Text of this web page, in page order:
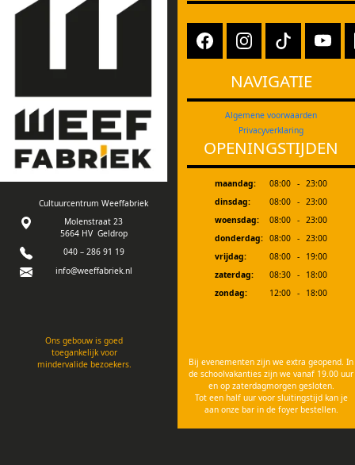
Cultuurcentrum Weeffabriek
Molenstraat 23
5664 HV Geldrop
040 – 286 91 19
info@weeffabriek.nl
Ons gebouw is goed
toegankelijk voor
mindervalide bezoekers.
NAVIGATIE
Algemene voorwaarden
Privacyverklaring
OPENINGSTIJDEN
maandag: 08:00 - 23:00
dinsdag:
08:00 - 23:00
woensdag:
08:00 - 23:00
donderdag: 08:00 - 23:00
vrijdag:
08:00 -
19:00
zaterdag:
08:30 -
18:00
zondag:
12:00 - 18:00
Bij evenementen zijn we extra geopend. In
de schoolvakanties zijn we vanaf 19.00 uur
en op zaterdagmorgen gesloten.
Tot een half uur voor sluitingstijd kan je
aan onze bar in de foyer bestellen.